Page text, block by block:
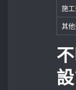
施
其